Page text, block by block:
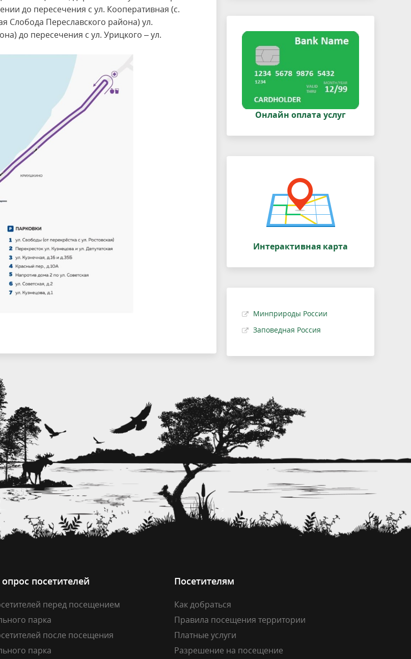
до пересечения с ул. Кооперативная (с.
Слобода Переславского района) ул.
до пересечения с ул. Урицкого – ул.
Онлайн оплата услуг
Интерактивная карта
Минприроды России
Заповедная Россия
посетителей
перед посещением
парка
после посещения
парка
Посетителям
Как добраться
Правила посещения территории
Платные услуги
Разрешение на посещение